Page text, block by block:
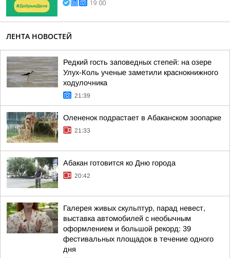
19:00
ЛЕНТА НОВОСТЕЙ
Редкий гость заповедных степей: на озере
Улух-Коль ученые заметили краснокнижного
ходулочника
21:39
Олененок подрастает в Абаканском зоопарке
21:33
Абакан готовится ко Дню города
20:42
Галерея живых скульптур, парад невест,
выставка автомобилей с необычным
оформлением и большой рекорд: 39
фестивальных площадок в течение одного
дня